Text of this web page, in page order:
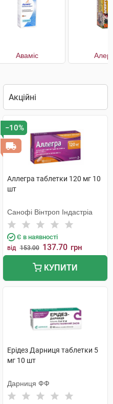
Аваміс
−10%
Аллегра таблетки 120 мг 10
шт
Санофі Вінтроп Індастріа
Є в наявності
від 153.00 137.70 грн
КУПИТИ
Ерідез Дарниця таблетки 5
мг 10 шт
Дарниця ФФ